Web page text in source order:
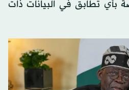
بأي تطابق في البيانات ذات